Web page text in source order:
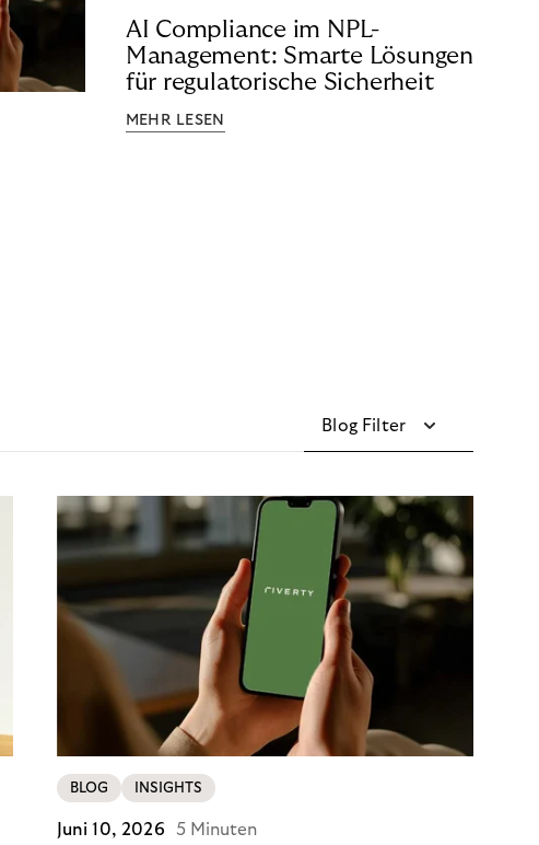
AI Compliance im NPL-
Management: Smarte Lösungen
für regulatorische Sicherheit
MEHR LESEN
Blog Filter
BLOG INSIGHTS
Juni 10, 2026 5 Minuten